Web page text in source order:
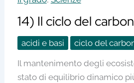
14) Il ciclo del
acidi e basi ciclo del
Il mantenimento degli
stato di equilibrio dinamico